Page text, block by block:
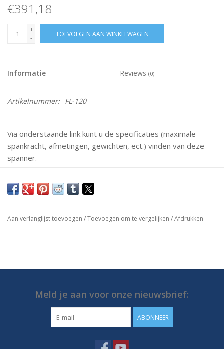
€391,18
+
-
TOEVOEGEN AAN WINKELWAGEN
Informatie Reviews (0)
Artikelnummer: FL-120
Via onderstaande link kunt u de specificaties (maximale
spankracht, afmetingen, gewichten, ect.) vinden van deze
spanner.
Mochten er vragen zijn neem dan gerust contact met ons
op.
https://media.destaco.com/assetbank-
Aan verlanglijst toevoegen /Toevoegen om te vergelijken /Afdrukken
Meld je aan voor onze nieuwsbrief:
ABONNEER